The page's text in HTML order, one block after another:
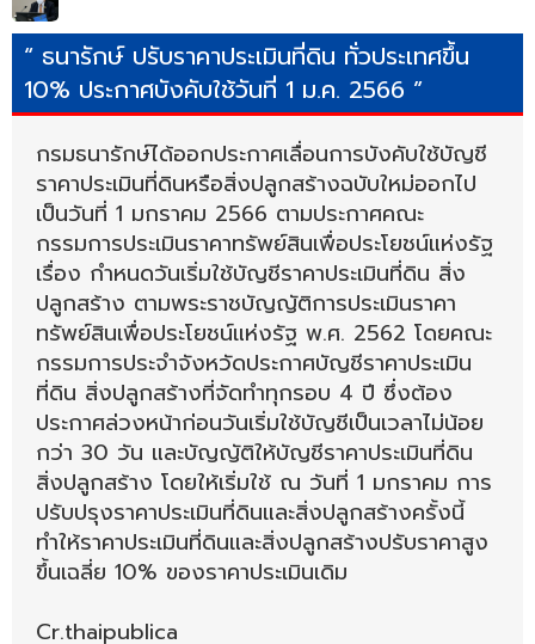
“ ธนารักษ์ ปรับราคาประเมินที่ดิน ทั่วประเทศขึ้น
10% ประกาศบังคับใช้วันที่ 1 ม.ค. 2566 ”
กรมธนารักษ์ได้ออกประกาศเลื่อนการบังคับใช้บัญชี
ราคาประเมินที่ดินหรือสิ่งปลูกสร้างฉบับใหม่ออกไป
เป็นวันที่ 1 มกราคม 2566 ตามประกาศคณะ
กรรมการประเมินราคาทรัพย์สินเพื่อประโยชน์แห่งรัฐ
เรื่อง กำหนดวันเริ่มใช้บัญชีราคาประเมินที่ดิน สิ่ง
ปลูกสร้าง ตามพระราชบัญญัติการประเมินราคา
ทรัพย์สินเพื่อประโยชน์แห่งรัฐ พ.ศ. 2562 โดยคณะ
กรรมการประจำจังหวัดประกาศบัญชีราคาประเมิน
ที่ดิน สิ่งปลูกสร้างที่จัดทำทุกรอบ 4 ปี ซึ่งต้อง
ประกาศล่วงหน้าก่อนวันเริ่มใช้บัญชีเป็นเวลาไม่น้อย
กว่า 30 วัน และบัญญัติให้บัญชีราคาประเมินที่ดิน
สิ่งปลูกสร้าง โดยให้เริ่มใช้ ณ วันที่ 1 มกราคม การ
ปรับปรุงราคาประเมินที่ดินและสิ่งปลูกสร้างครั้งนี้
ทำให้ราคาประเมินที่ดินและสิ่งปลูกสร้างปรับราคาสูง
ขึ้นเฉลี่ย 10% ของราคาประเมินเดิม
Cr.thaipublica